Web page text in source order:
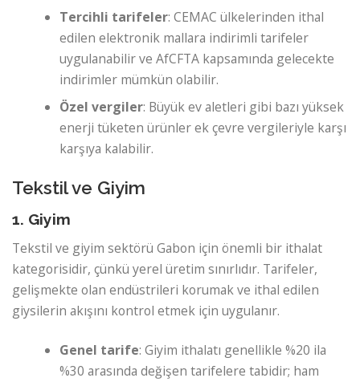
Tercihli tarifeler: CEMAC ülkelerinden ithal
edilen elektronik mallara indirimli tarifeler
uygulanabilir ve AfCFTA kapsamında gelecekte
indirimler mümkün olabilir.
Özel vergiler: Büyük ev aletleri gibi bazı yüksek
enerji tüketen ürünler ek çevre vergileriyle karşı
karşıya kalabilir.
Tekstil ve Giyim
1. Giyim
Tekstil ve giyim sektörü Gabon için önemli bir ithalat
kategorisidir, çünkü yerel üretim sınırlıdır. Tarifeler,
gelişmekte olan endüstrileri korumak ve ithal edilen
giysilerin akışını kontrol etmek için uygulanır.
Genel tarife: Giyim ithalatı genellikle %20 ila
%30 arasında değişen tarifelere tabidir; ham